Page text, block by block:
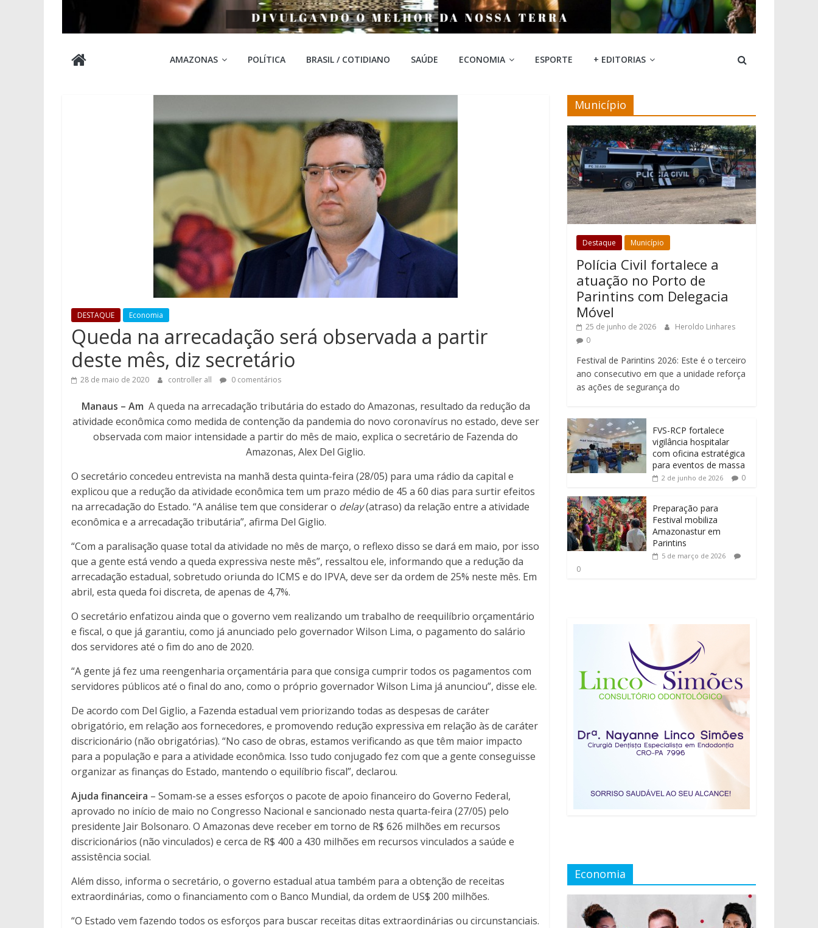
Cabocla
AMAZONAS POLÍTICA BRASIL / COTIDIANO SAÚDE ECONOMIA ESPORTE + EDITORIAS
DESTAQUE Economia
Queda na arrecadação será observada a partir
deste mês, diz secretário
28 de maio de 2020 controller all 0 comentários
Manaus – Am A queda na arrecadação tributária do estado do Amazonas, resultado da redução da
atividade econômica como medida de contenção da pandemia do novo coronavírus no estado, deve ser
observada com maior intensidade a partir do mês de maio, explica o secretário de Fazenda do
Amazonas, Alex Del Giglio.
O secretário concedeu entrevista na manhã desta quinta-feira (28/05) para uma rádio da capital e
explicou que a redução da atividade econômica tem um prazo médio de 45 a 60 dias para surtir efeitos
na arrecadação do Estado. “A análise tem que considerar o delay(atraso) da relação entre a atividade
econômica e a arrecadação tributária”, afirma Del Giglio.
“Com a paralisação quase total da atividade no mês de março, o reflexo disso se dará em maio, por isso
que a gente está vendo a queda expressiva neste mês”, ressaltou ele, informando que a redução da
arrecadação estadual, sobretudo oriunda do ICMS e do IPVA, deve ser da ordem de 25% neste mês. Em
abril, esta queda foi discreta, de apenas de 4,7%.
O secretário enfatizou ainda que o governo vem realizando um trabalho de reequilíbrio orçamentário
e fiscal, o que já garantiu, como já anunciado pelo governador Wilson Lima, o pagamento do salário
dos servidores até o fim do ano de 2020.
“A gente já fez uma reengenharia orçamentária para que consiga cumprir todos os pagamentos com
servidores públicos até o final do ano, como o próprio governador Wilson Lima já anunciou”, disse ele.
De acordo com Del Giglio, a Fazenda estadual vem priorizando todas as despesas de caráter
obrigatório, em relação aos fornecedores, e promovendo redução expressiva em relação às de caráter
discricionário (não obrigatórias). “No caso de obras, estamos verificando as que têm maior impacto
para a população e para a atividade econômica. Isso tudo conjugado fez com que a gente conseguisse
organizar as finanças do Estado, mantendo o equilíbrio fiscal”, declarou.
Ajuda financeira – Somam-se a esses esforços o pacote de apoio financeiro do Governo Federal,
aprovado no início de maio no Congresso Nacional e sancionado nesta quarta-feira (27/05) pelo
presidente Jair Bolsonaro. O Amazonas deve receber em torno de R$ 626 milhões em recursos
discricionários (não vinculados) e cerca de R$ 400 a 430 milhões em recursos vinculados a saúde e
assistência social.
Além disso, informa o secretário, o governo estadual atua também para a obtenção de receitas
extraordinárias, como o financiamento com o Banco Mundial, da ordem de US$ 200 milhões.
“O Estado vem fazendo todos os esforços para buscar receitas ditas extraordinárias ou circunstanciais.
Município
Destaque Município
Polícia Civil fortalece a
atuação no Porto de
Parintins com Delegacia
Móvel
25 de junho de 2026
Heroldo Linhares
0
Festival de Parintins 2026: Este é o terceiro
ano consecutivo em que a unidade reforça
as ações de segurança do
FVS-RCP fortalece
vigilância hospitalar
com oficina estratégica
para eventos de massa
2 de junho de 2026 0
Preparação para
Festival mobiliza
Amazonastur em
Parintins
5 de março de 2026
0
Economia